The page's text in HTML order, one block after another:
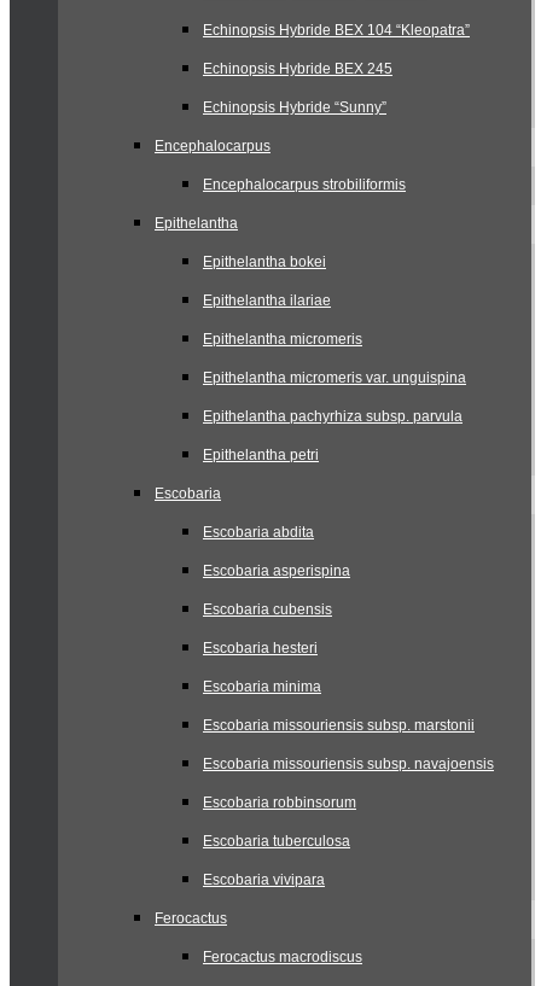
Echinopsis Hybride BEX 104 “Kleopatra”
Echinopsis Hybride BEX 245
Echinopsis Hybride “Sunny”
Encephalocarpus
Encephalocarpus strobiliformis
Epithelantha
Epithelantha bokei
Epithelantha ilariae
Epithelantha micromeris
Epithelantha micromeris var. unguispina
Epithelantha pachyrhiza subsp. parvula
Epithelantha petri
Escobaria
Escobaria abdita
Escobaria asperispina
Escobaria cubensis
Escobaria hesteri
Escobaria minima
Escobaria missouriensis subsp. marstonii
Escobaria missouriensis subsp. navajoensis
Escobaria robbinsorum
Escobaria tuberculosa
Escobaria vivipara
Ferocactus
Ferocactus macrodiscus